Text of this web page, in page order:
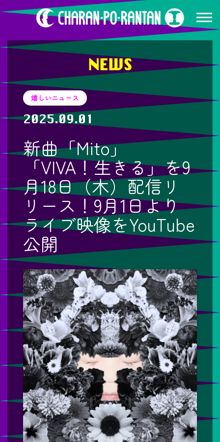
NEWS
嬉しいニュース
2025.09.01
新曲「Mito」
「VIVA！生きる」を9
月18日（木）配信リ
リース！9月1日より
ライブ映像をYouTube
公開